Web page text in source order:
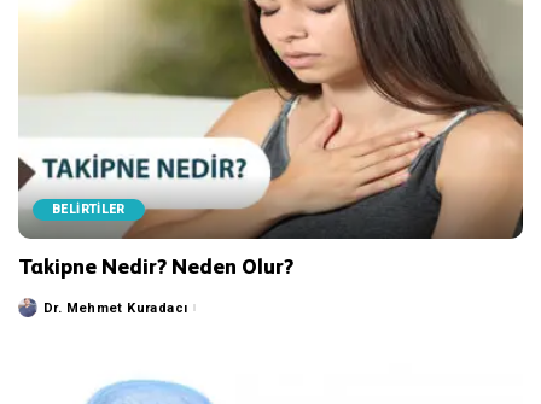
BELİRTİLER
Takipne Nedir? Neden Olur?
PostedDr. Mehmet Kuradacı